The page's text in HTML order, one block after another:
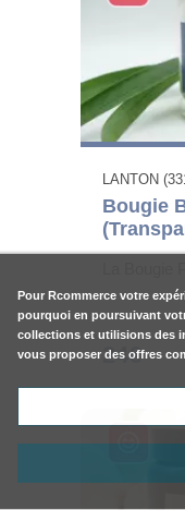
LANTON
Bougie
24€
Pour Rcommerce votre
pourquoi en poursuivant
collections et utilisions des
vous proposer des offres